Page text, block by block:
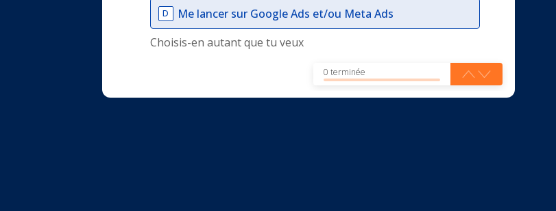
D
Me lancer sur Google Ads et/ou Meta Ads
Choisis-en autant que tu veux
0 terminée